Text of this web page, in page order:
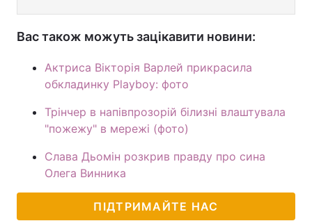
Вас також можуть зацікавити новини:
Актриса Вікторія Варлей прикрасила
обкладинку Playboy: фото
Трінчер в напівпрозорій білизні влаштувала
"пожежу" в мережі (фото)
Слава Дьомін розкрив правду про сина
Олега Винника
ПІДТРИМАЙТЕ НАС